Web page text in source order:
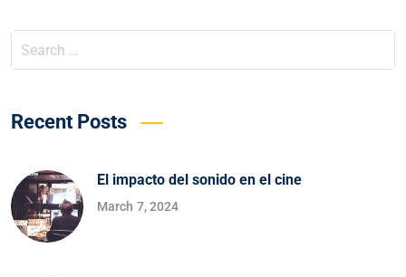
Recent Posts
El impacto del sonido en el cine
March 7, 2024